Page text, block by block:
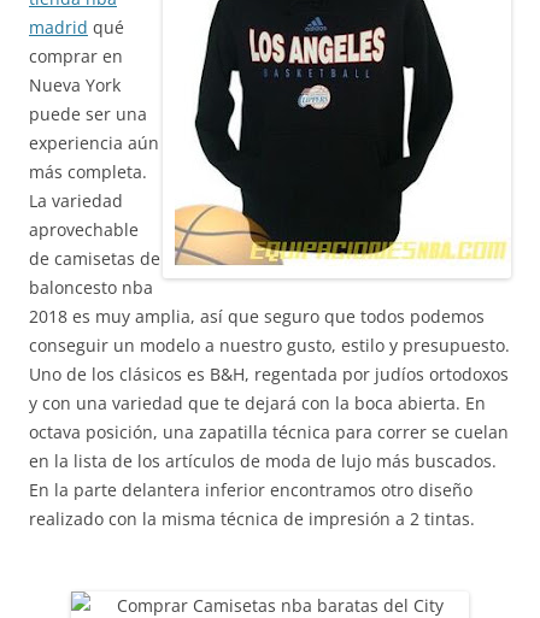
madrid qué
comprar en
Nueva York
puede ser una
experiencia aún
más completa.
La variedad
aprovechable
de camisetas de
baloncesto nba
2018 es muy amplia, así que seguro que todos podemos
conseguir un modelo a nuestro gusto, estilo y presupuesto.
Uno de los clásicos es B&H, regentada por judíos ortodoxos
y con una variedad que te dejará con la boca abierta. En
octava posición, una zapatilla técnica para correr se cuelan
en la lista de los artículos de moda de lujo más buscados.
En la parte delantera inferior encontramos otro diseño
realizado con la misma técnica de impresión a 2 tintas.